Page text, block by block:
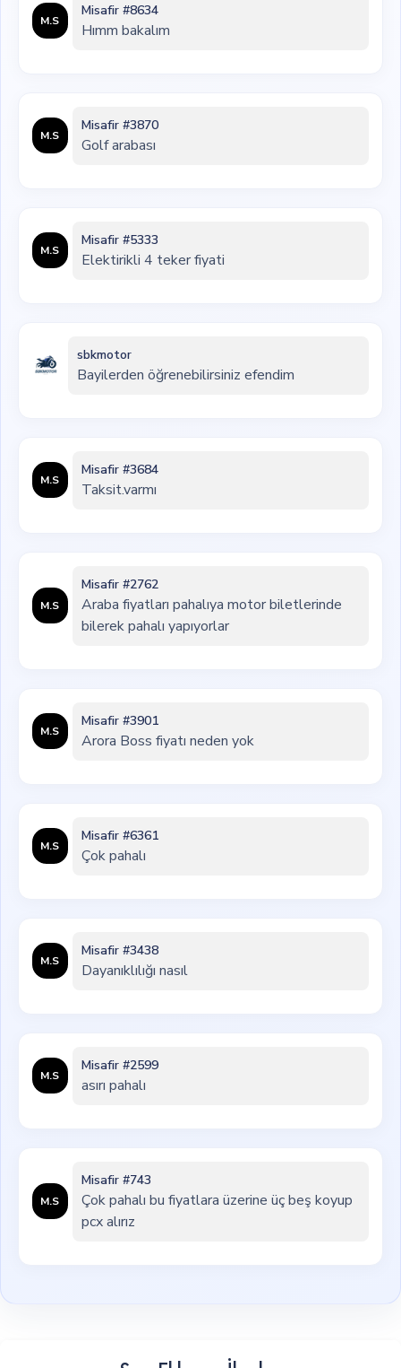
M.S
Misafir #8634
Hımm bakalım
M.S
Misafir #3870
Golf arabası
M.S
Misafir #5333
Elektirikli 4 teker fiyati
sbkmotor
Bayilerden öğrenebilirsiniz efendim
M.S
Misafir #3684
Taksit.varmı
M.S
Misafir #2762
Araba fiyatları pahalıya motor biletlerinde
bilerek pahalı yapıyorlar
M.S
Misafir #3901
Arora Boss fiyatı neden yok
M.S
Misafir #6361
Çok pahalı
M.S
Misafir #3438
Dayanıklılığı nasıl
M.S
Misafir #2599
asırı pahalı
M.S
Misafir #743
Çok pahalı bu fiyatlara üzerine üç beş koyup
pcx alırız